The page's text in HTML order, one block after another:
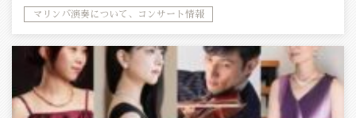
マリンバ演奏について、コンサート情報